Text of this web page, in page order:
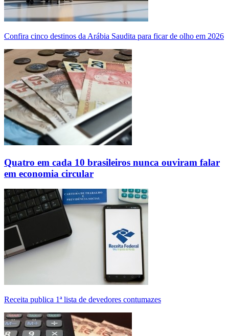
Confira cinco destinos da Arábia Saudita para ficar de olho em 2026
Quatro em cada 10 brasileiros nunca ouviram falar
em economia circular
Receita publica 1ª lista de devedores contumazes